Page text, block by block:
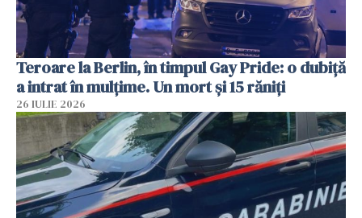
Teroare la Berlin, în timpul Gay Pride: o dubiță
a intrat în mulțime. Un mort și 15 răniți
26 IULIE 2026